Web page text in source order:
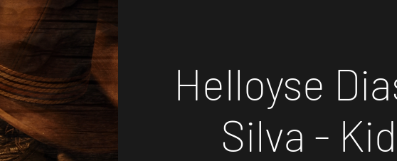
Helloyse
Silva -